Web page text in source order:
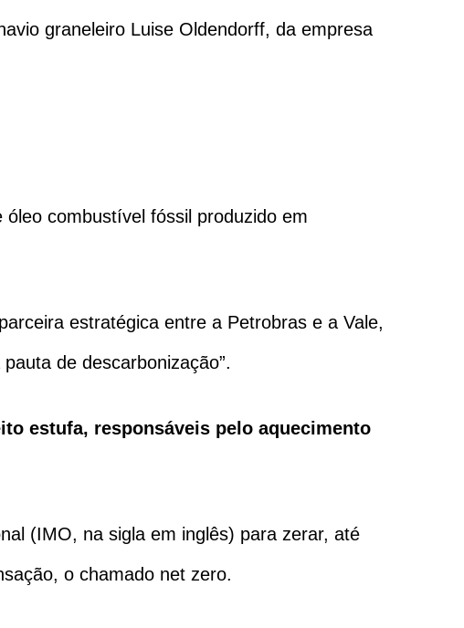
graneleiro Luise Oldendorff, da empresa
combustível fóssil produzido em
estratégica entre a Petrobras e a Vale,
de descarbonização”.
estufa, responsáveis pelo aquecimento
(IMO, na sigla em inglês) para zerar, até
o chamado net zero.